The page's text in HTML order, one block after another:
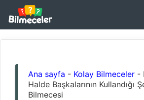
İçeriğe
atla
Ana sayfa - Kolay Bilmeceler -
Halde Başkalarının Kullandığı
Bilmecesi